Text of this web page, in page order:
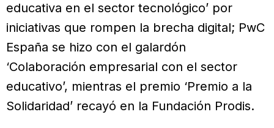
educativa en el sector tecnológico’ por
iniciativas que rompen la brecha digital; PwC
España se hizo con el galardón
‘Colaboración empresarial con el sector
educativo’, mientras el premio ‘Premio a la
Solidaridad’ recayó en la Fundación Prodis.